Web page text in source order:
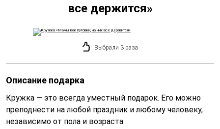
все держится»
Выбрали 3 раза
Описание подарка
Кружка — это всегда уместный подарок. Его можно
преподнести на любой праздник и любому человеку,
независимо от пола и возраста.